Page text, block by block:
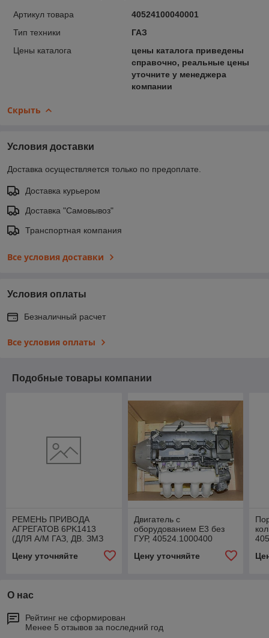
Артикул товара
40524100040001
Тип техники
ГАЗ
Цены каталога
цены каталога приведены
справочно, реальные цены
уточните у менеджера
компании
Скрыть
Условия доставки
Доставка осуществляется только по предоплате.
Доставка курьером
Доставка "Самовывоз"
Транспортная компания
Все условия доставки
Условия оплаты
Безналичный расчет
Все условия оплаты
Подобные товары компании
РЕМЕНЬ ПРИВОДА
АГРЕГАТОВ 6PK1413
(ДЛЯ А/М ГАЗ, ДВ. ЗМЗ
ЕВРО 3),
Цену уточняйте
Двигатель с
оборудованием Е3 без
ГУР, 40524.1000400
Цену уточняйте
О нас
Рейтинг не сформирован
Менее 5 отзывов за последний год